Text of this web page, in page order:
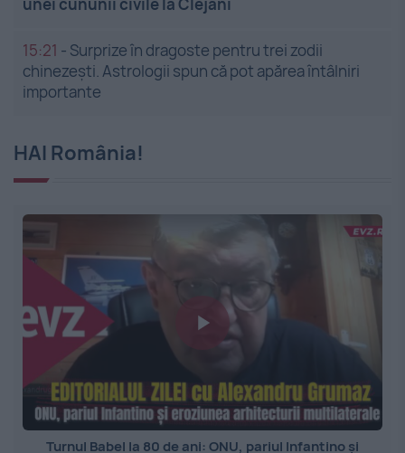
unei cununii civile la Clejani
15:21 - Surprize în dragoste pentru trei zodii
chinezești. Astrologii spun că pot apărea întâlniri
importante
HAI România!
Turnul Babel la 80 de ani: ONU, pariul Infantino și